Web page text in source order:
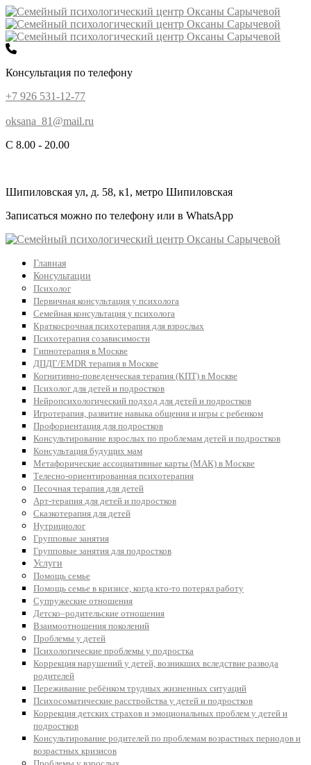
Консультация по телефону
+7 926 531-12-77
oksana_81@mail.ru
С 8.00 - 20.00
Шипиловская ул, д. 58, к1, метро Шипиловская
Записаться можно по телефону или в WhatsApp
Главная
Консультации
Психолог
Первичная консультация у психолога
Семейная консультация у психолога
Краткосрочная психотерапия для взрослых
Психотерапия созависимости
Гипнотерапия в Москве
ДПДГ/EMDR терапия в Москве
Когнитивно-поведенческая терапия (КПТ) в Москве
Психолог для детей и подростков
Нейропсихологический подход для детей и подростков
Игротерапия, развитие навыка общения и игры с ребенком
Профориентация для подростков
Консультирование взрослых по проблемам детей и подростков
Консультация будущих мам
Метафорические ассоциативные карты (МАК) в Москве
Телесно-ориентированная психотерапия
Песочная терапия для детей
Арт-терапия для детей и подростков
Сказкотерапия для детей
Нутрициолог
Групповые занятия
Групповые занятия для подростков
Услуги
Помощь семье
Помощь семье в кризисе, когда кто-то потерял работу
Супружеские отношения
Детско–родительские отношения
Взаимоотношения поколений
Проблемы у детей
Психологические проблемы у подростка
Коррекция нарушений у детей, возникших вследствие развода
родителей
Переживание ребёнком трудных жизненных ситуаций
Психосоматические расстройства у детей и подростков
Коррекция детских страхов и эмоциональных проблем у детей и
подростков
Консультирование родителей по проблемам возрастных периодов и
возрастных кризисов